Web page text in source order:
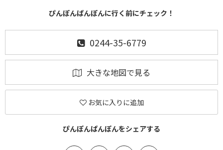
ぴんぽんぱんぽんに行く前にチェック！
0244-35-6779
大きな地図で見る
お気に入りに追加
ぴんぽんぱんぽんをシェアする